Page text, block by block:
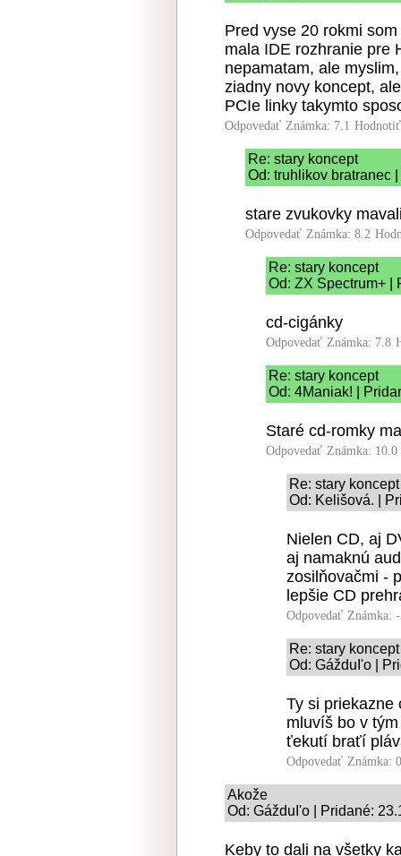
Pred vyse 20 rokmi
mala IDE rozhranie pre
nepamatam, ale
ziadny novy koncept,
PCIe linky takymto
Odpovedať Známka: 7.1
Re: stary koncept
Od: truhlikov bratranec
stare zvukovky
Odpovedať Známka: 8.2
Re: stary koncept
Od: ZX Spectrum+ |
cd-cigánky
Odpovedať Známka: 7.8
Re: stary koncept
Od: 4Maniak! |
Staré cd-romky
Odpovedať Známka: 10.0
Re: stary koncept
Od: Kelišová. |
Nielen CD, aj
aj namaknú
zosilňovačmi -
lepšie CD
Odpovedať Známka:
Re: stary koncept
Od: GážduI'o |
Ty si priekazne
mluvíš bo v
ťekutí braťí
Odpovedať Známka:
Akože
Od: GážduI'o | Pridané:
Keby to dali na všetky